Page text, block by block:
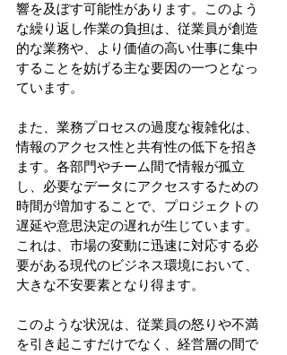
響を及ぼす可能性があります。このよう
な繰り返し作業の負担は、従業員が創造
的な業務や、より価値の高い仕事に集中
することを妨げる主な要因の一つとなっ
ています。
また、業務プロセスの過度な複雑化は、
情報のアクセス性と共有性の低下を招き
ます。各部門やチーム間で情報が孤立
し、必要なデータにアクセスするための
時間が増加することで、プロジェクトの
遅延や意思決定の遅れが生じています。
これは、市場の変動に迅速に対応する必
要がある現代のビジネス環境において、
大きな不安要素となり得ます。
このような状況は、従業員の怒りや不満
を引き起こすだけでなく、経営層の間で